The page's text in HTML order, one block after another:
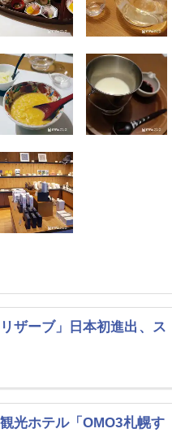
ザーブ」日本初進出、ス
光ホテル「OMO3札幌す